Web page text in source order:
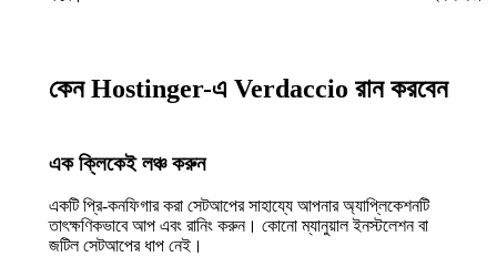
কেন Hostinger-এ Verdaccio রান করবেন
এক ক্লিকেই লঞ্চ করুন
একটি প্রি-কনফিগার করা সেটআপের সাহায্যে আপনার অ্যাপ্লিকেশনটি
তাৎক্ষণিকভাবে আপ এবং রানিং করুন। কোনো ম্যানুয়াল ইনস্টলেশন বা
জটিল সেটআপের ধাপ নেই।